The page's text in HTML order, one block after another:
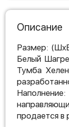
Описание
Размер:
Белый
Тумба
продается в